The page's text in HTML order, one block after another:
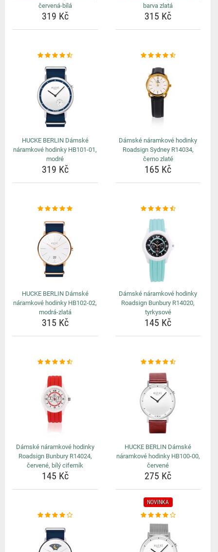
červená-bílá
319 Kč
barva zlatá
315 Kč
HUCKE BERLIN Dámské
náramkové hodinky HB101-01,
modré
319 Kč
Dámské náramkové hodinky
Roadsign Sydney R14034,
černo zlaté
165 Kč
HUCKE BERLIN Dámské
náramkové hodinky HB102-02,
modrá-zlatá
315 Kč
Dámské náramkové hodinky
Roadsign Bunbury R14020,
tyrkysové
145 Kč
Dámské náramkové hodinky
Roadsign Bunbury R14024,
červené, bílý ciferník
145 Kč
HUCKE BERLIN Dámské
náramkové hodinky HB100-00,
červené
275 Kč
NOVINKA